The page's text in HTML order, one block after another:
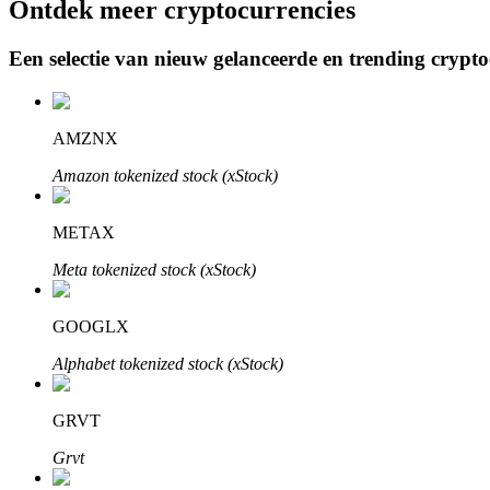
BTR-vergrendelingen
Exclusieve beleggingen voor BTR-houders
Leningen
Door crypto ondersteunde leenservice
Ontdek meer cryptocurrencies
Een selectie van nieuw gelanceerde en trending
AMZNX
Amazon tokenized stock (xStock)
METAX
Meta tokenized stock (xStock)
GOOGLX
Alphabet tokenized stock (xStock)
GRVT
Grvt